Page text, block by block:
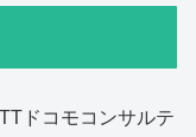
ドコモコンサルテ